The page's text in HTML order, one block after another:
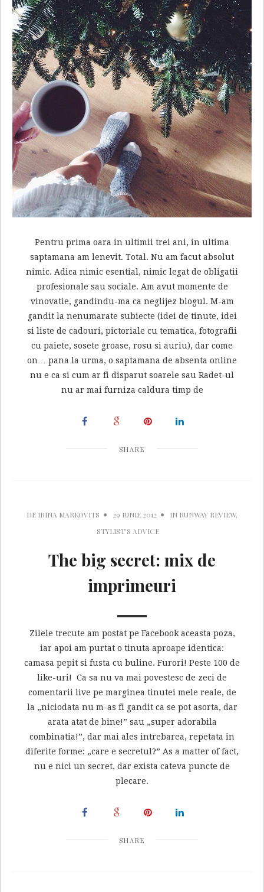
Pentru prima oara in ultimii trei ani, in ultima
saptamana am lenevit. Total. Nu am facut absolut
nimic. Adica nimic esential, nimic legat de obligatii
profesionale sau sociale. Am avut momente de
vinovatie, gandindu-ma ca neglijez blogul. M-am
gandit la nenumarate subiecte (idei de tinute, idei
si liste de cadouri, pictoriale cu tematica, fotografii
cu paiete, sosete groase, rosu si auriu), dar come
on… pana la urma, o saptamana de absenta online
nu e ca si cum ar fi disparut soarele sau Radet-ul
nu ar mai furniza caldura timp de
SHARE
DE IRINA MARKOVITS 29 IUNIE 2012 IN RUNWAY REVIEW,
STYLIST'S ADVICE
The big secret: mix de
imprimeuri
Zilele trecute am postat pe Facebook aceasta poza,
iar apoi am purtat o tinuta aproape identica:
camasa pepit si fusta cu buline. Furori! Peste 100 de
like-uri! Ca sa nu va mai povestesc de zeci de
comentarii live pe marginea tinutei mele reale, de
la „niciodata nu m-as fi gandit ca se pot asorta, dar
arata atat de bine!” sau „super adorabila
combinatia!”, dar mai ales intrebarea, repetata in
diferite forme: „care e secretul?” As a matter of fact,
nu e nici un secret, dar exista cateva puncte de
plecare.
SHARE